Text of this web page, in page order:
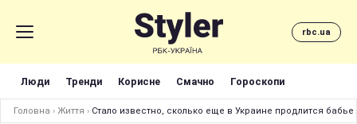
rbc.ua
Люди Тренди Корисне Смачно Гороскопи
Головна › Життя › Стало известно, сколько еще в Украине продлится бабье